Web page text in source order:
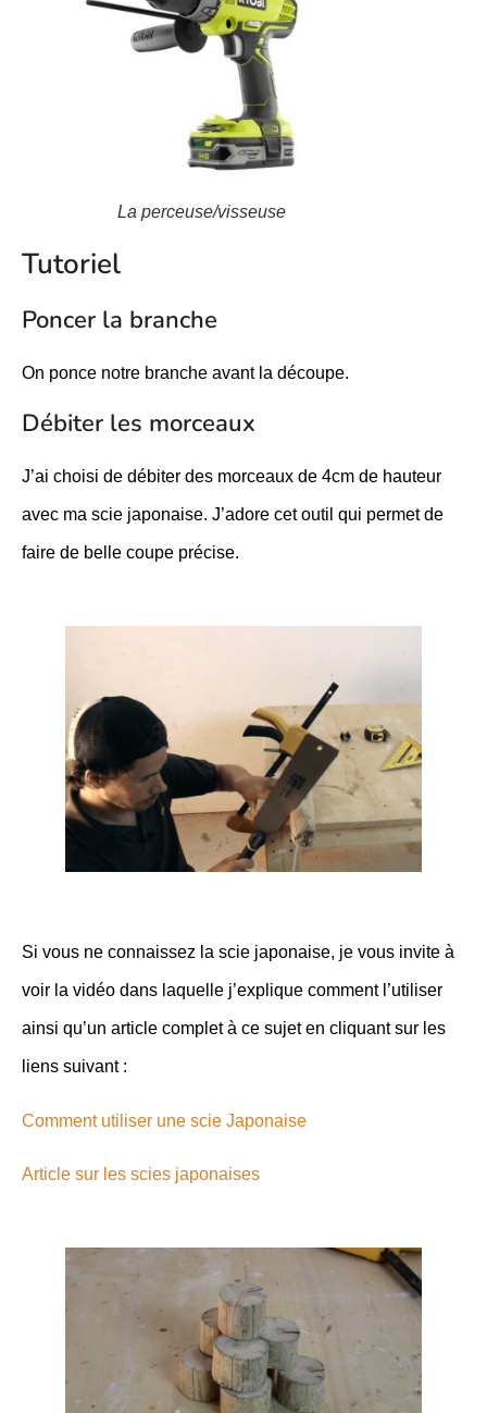
La perceuse/visseuse
Tutoriel
Poncer la branche
On ponce notre branche avant la découpe.
Débiter les morceaux
J’ai choisi de débiter des morceaux de 4cm de hauteur
avec ma scie japonaise. J’adore cet outil qui permet de
faire de belle coupe précise.
Si vous ne connaissez la scie japonaise, je vous invite à
voir la vidéo dans laquelle j’explique comment l’utiliser
ainsi qu’un article complet à ce sujet en cliquant sur les
liens suivant :
Comment utiliser une scie Japonaise
Article sur les scies japonaises